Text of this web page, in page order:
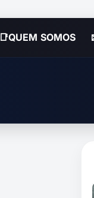
📑QUEM SOMOS